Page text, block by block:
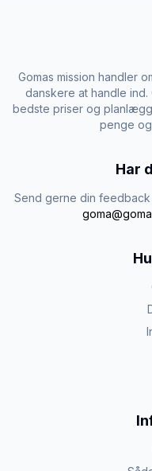
Gomas mission handler
danskere at handle
bedste priser og
penge
Har
Send gerne din